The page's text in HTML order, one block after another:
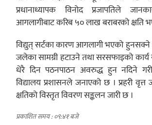
प्रधानाध्यापक विनोद प्रजापतिले
आगलागीबाट करिब ५० लाख बराबरको क्षति
विद्युत् सर्टका कारण आगलागी भएको
जलेका सामग्री हटाउने तथा सरसफाइको
धेरै दिन पठनपाठन अवरुद्ध हुन नदिने
विद्यालय प्रशासनले जनाएको छ । प्रहरी
क्षतिको विस्तृत विवरण सङ्कलन जारी छ ।
प्रकाशित समय : ०९:४१ बजे